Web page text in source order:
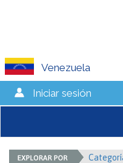
Venezuela
Iniciar sesión